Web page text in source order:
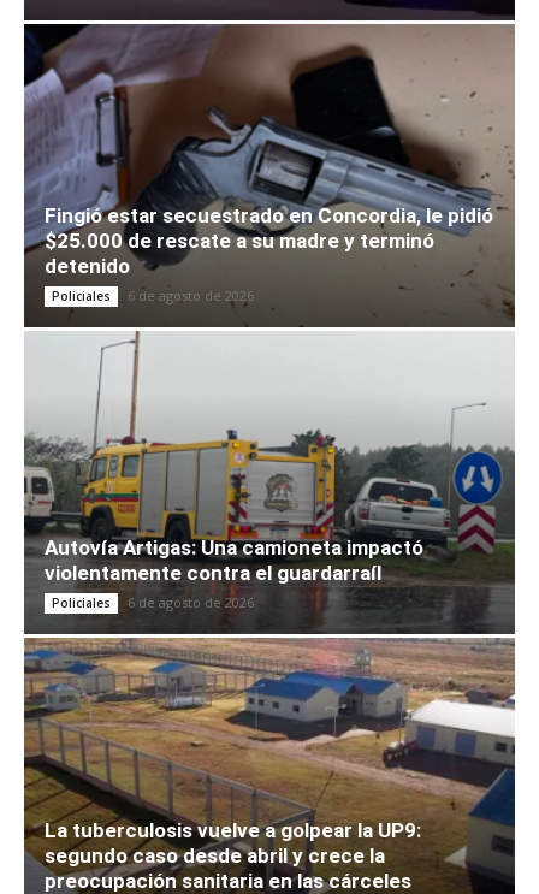
Fingió estar secuestrado en Concordia, le pidió
$25.000 de rescate a su madre y terminó
detenido
Policiales 6 de agosto de 2026
Autovía Artigas: Una camioneta impactó
violentamente contra el guardarraíl
Policiales 6 de agosto de 2026
La tuberculosis vuelve a golpear la UP9:
segundo caso desde abril y crece la
preocupación sanitaria en las cárceles